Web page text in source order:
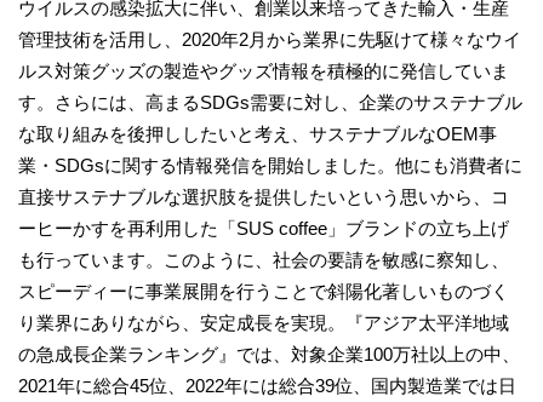
ウイルスの感染拡大に伴い、創業以来培ってきた輸入・生産
管理技術を活用し、2020年2月から業界に先駆けて様々なウイ
ルス対策グッズの製造やグッズ情報を積極的に発信していま
す。さらには、高まるSDGs需要に対し、企業のサステナブル
な取り組みを後押ししたいと考え、サステナブルなOEM事
業・SDGsに関する情報発信を開始しました。他にも消費者に
直接サステナブルな選択肢を提供したいという思いから、コ
ーヒーかすを再利用した「SUS coffee」ブランドの立ち上げ
も行っています。このように、社会の要請を敏感に察知し、
スピーディーに事業展開を行うことで斜陽化著しいものづく
り業界にありながら、安定成長を実現。『アジア太平洋地域
の急成長企業ランキング』では、対象企業100万社以上の中、
2021年に総合45位、2022年には総合39位、国内製造業では日